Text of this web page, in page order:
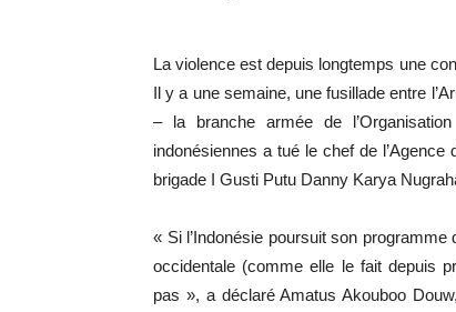
La violence est depuis longtemps une
Il y a une semaine, une fusillade entre
– la branche armée de
indonésiennes a tué le chef de
brigade I Gusti Putu Danny Karya
« Si l’Indonésie poursuit son
occidentale (comme elle le fait depuis
pas », a déclaré Amatus Akouboo